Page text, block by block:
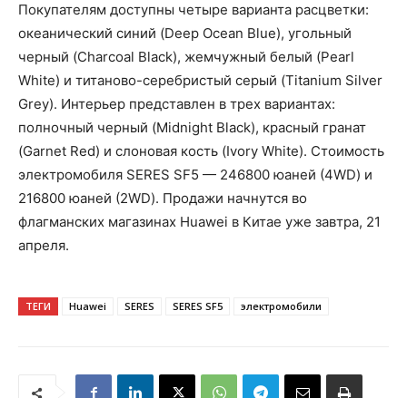
Покупателям доступны четыре варианта расцветки:
океанический синий (Deep Ocean Blue), угольный
черный (Charcoal Black), жемчужный белый (Pearl
White) и титаново-серебристый серый (Titanium Silver
Grey). Интерьер представлен в трех вариантах:
полночный черный (Midnight Black), красный гранат
(Garnet Red) и слоновая кость (Ivory White). Стоимость
электромобиля SERES SF5 — 246800 юаней (4WD) и
216800 юаней (2WD). Продажи начнутся во
флагманских магазинах Huawei в Китае уже завтра, 21
апреля.
ТЕГИ Huawei SERES SERES SF5 электромобили